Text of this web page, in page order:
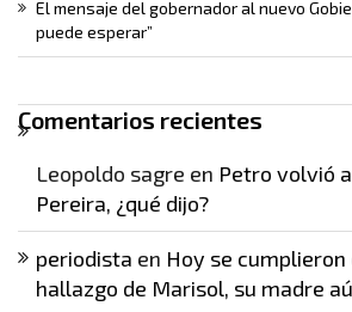
El mensaje del gobernador al nuevo
puede esperar”
Comentarios recientes
Leopoldo sagre en Petro volvió
Pereira, ¿qué dijo?
periodista en Hoy se cumplieron
hallazgo de Marisol, su madre